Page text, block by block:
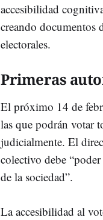
accesibilidad
creando documentos
electorales.
Primeras
El próximo 14 de
las que podrán votar
judicialmente. El
colectivo debe
de la sociedad”.
La accesibilidad al